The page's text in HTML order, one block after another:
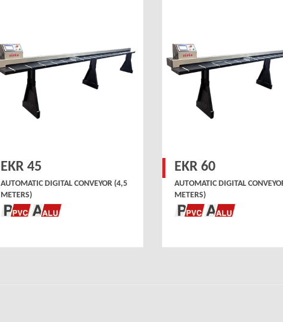
EKR 45
AUTOMATIC DIGITAL CONVEYOR (4,5
METERS)
EKR 60
AUTOMATIC DIGITAL
METERS)